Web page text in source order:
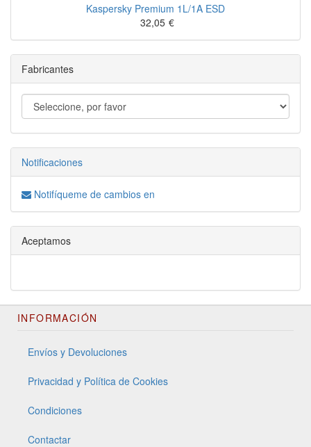
Kaspersky Premium 1L/1A ESD
32,05 €
Fabricantes
Notificaciones
Notifíqueme de cambios en
Aceptamos
INFORMACIÓN
Envíos y Devoluciones
Privacidad y Política de Cookies
Condiciones
Contactar